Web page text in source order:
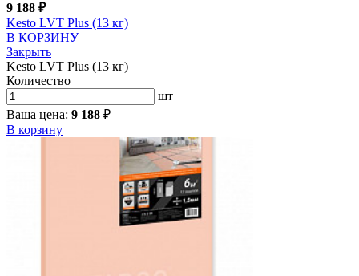
9 188 ₽
Kesto LVT Plus (13 кг)
В КОРЗИНУ
Закрыть
Kesto LVT Plus (13 кг)
Количество
шт
Ваша цена: 9 188 ₽
В корзину